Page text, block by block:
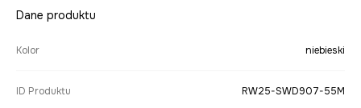
Dane produktu
Kolor niebieski
ID Produktu RW25-SWD907-55M